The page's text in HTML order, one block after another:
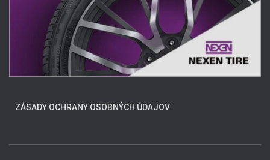
ZÁSADY OCHRANY OSOBNÝCH ÚDAJOV